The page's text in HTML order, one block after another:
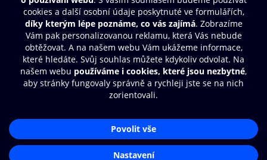
Moje O2 Knihovna
Další zábava
© O2 Czech Republic a.s.
Zásady zpracování osobních údajůAplikace O2 Knihovna
Čti a poslouchej své e-knihy a